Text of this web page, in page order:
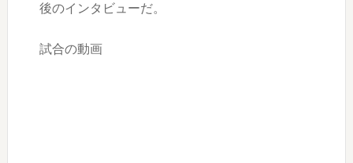
後のインタビューだ。
試合の動画